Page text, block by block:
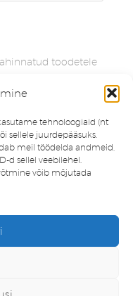
tehnoloogiaid (nt
sellele juurdepääsuks.
meil töödelda andmeid,
d sellel veebilehel.
võib mõjutada
toodetele